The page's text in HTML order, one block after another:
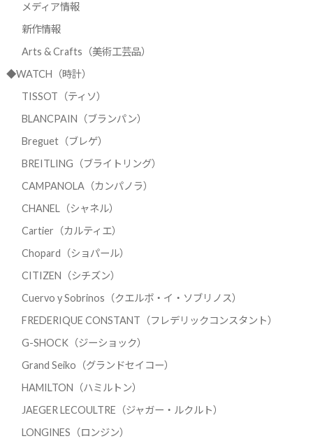
メディア情報
新作情報
Arts & Crafts（美術工芸品）
◆WATCH（時計）
TISSOT（ティソ）
BLANCPAIN（ブランパン）
Breguet（ブレゲ）
BREITLING（ブライトリング）
CAMPANOLA（カンパノラ）
CHANEL（シャネル）
Cartier（カルティエ）
Chopard（ショパール）
CITIZEN（シチズン）
Cuervo y Sobrinos（クエルボ・イ・ソブリノス）
FREDERIQUE CONSTANT（フレデリックコンスタント）
G-SHOCK（ジーショック）
Grand Seiko（グランドセイコー）
HAMILTON（ハミルトン）
JAEGER LECOULTRE（ジャガー・ルクルト）
LONGINES（ロンジン）